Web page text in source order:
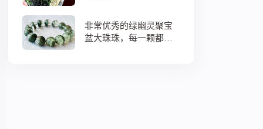
非常优秀的绿幽灵聚宝
盆大珠珠，每一颗都蕴